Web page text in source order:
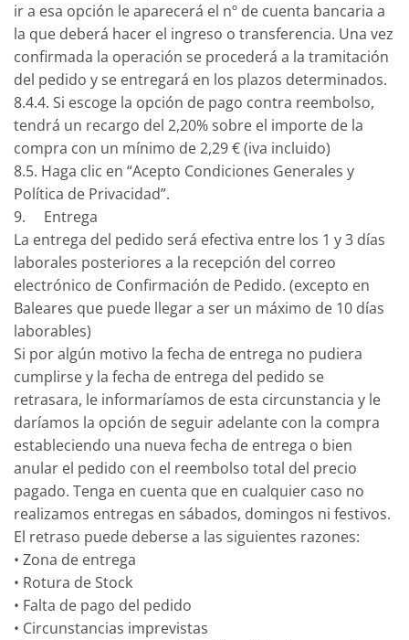
ir a esa opción le aparecerá el nº de cuenta bancaria a
la que deberá hacer el ingreso o transferencia. Una vez
confirmada la operación se procederá a la tramitación
del pedido y se entregará en los plazos determinados.
8.4.4. Si escoge la opción de pago contra reembolso,
tendrá un recargo del 2,20% sobre el importe de la
compra con un mínimo de 2,29 € (iva incluido)
8.5. Haga clic en “Acepto Condiciones Generales y
Política de Privacidad”.
9. Entrega
La entrega del pedido será efectiva entre los 1 y 3 días
laborales posteriores a la recepción del correo
electrónico de Confirmación de Pedido. (excepto en
Baleares que puede llegar a ser un máximo de 10 días
laborables)
Si por algún motivo la fecha de entrega no pudiera
cumplirse y la fecha de entrega del pedido se
retrasara, le informaríamos de esta circunstancia y le
daríamos la opción de seguir adelante con la compra
estableciendo una nueva fecha de entrega o bien
anular el pedido con el reembolso total del precio
pagado. Tenga en cuenta que en cualquier caso no
realizamos entregas en sábados, domingos ni festivos.
El retraso puede deberse a las siguientes razones:
• Zona de entrega
• Rotura de Stock
• Falta de pago del pedido
• Circunstancias imprevistas